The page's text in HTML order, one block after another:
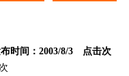
时间：2003/8/3 点击次